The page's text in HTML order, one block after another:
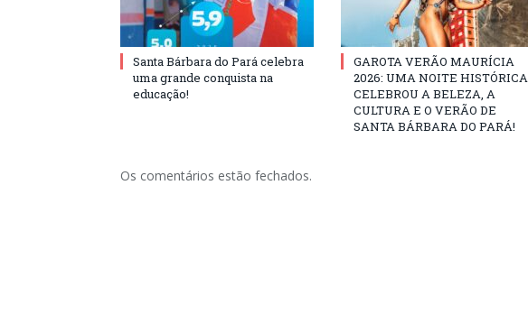
Santa Bárbara do Pará celebra
uma grande conquista na
educação!
GAROTA VERÃO MAURÍCIA
2026: UMA NOITE HISTÓRICA
CELEBROU A BELEZA, A
CULTURA E O VERÃO DE
SANTA BÁRBARA DO PARÁ!
Os comentários estão fechados.